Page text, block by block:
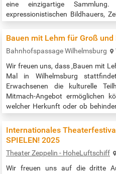
eine einzigartige
expressionistischen Bildhauers,
seiner kostbaren
Bauen mit Lehm für Groß und
Bahnhofspassage Wilhelmsburg
Wir freuen uns, dass ‚Bauen mit
Mal in Wilhelmsburg
Erwachsenen die kulturelle
Mitmach-Angebot ermöglichen
welcher Herkunft oder ob
bauen. Bis zu vier Meter hoch
werden. Wer nicht so…
Internationales
SPIELEN! 2025
Theater Zeppelin - HoheLuftschiff
Wir freuen uns auf die dritte